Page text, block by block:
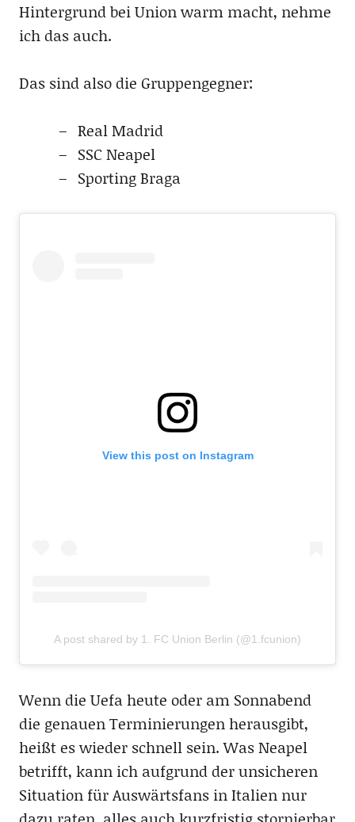
Hintergrund bei Union warm macht, nehme
ich das auch.
Das sind also die Gruppengegner:
Real Madrid
SSC Neapel
Sporting Braga
View this post on Instagram
A post shared by 1. FC Union Berlin (@1.fcunion)
Wenn die Uefa heute oder am Sonnabend
die genauen Terminierungen herausgibt,
heißt es wieder schnell sein. Was Neapel
betrifft, kann ich aufgrund der unsicheren
Situation für Auswärtsfans in Italien nur